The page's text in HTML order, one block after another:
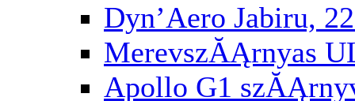
Dyn’Aero Jabiru,
MerevszĂĄrnyas
Apollo G1